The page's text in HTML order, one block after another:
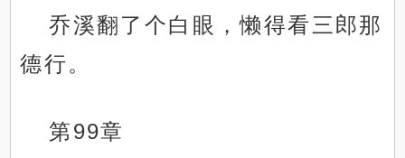
乔溪翻了个白眼，懒得看三郎那
德行。
第99章